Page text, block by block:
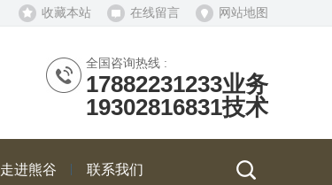
收藏本站 在线留言 网站地图
全国咨询热线 :
17882231233业务
19302816831技术
走进熊谷 联系我们